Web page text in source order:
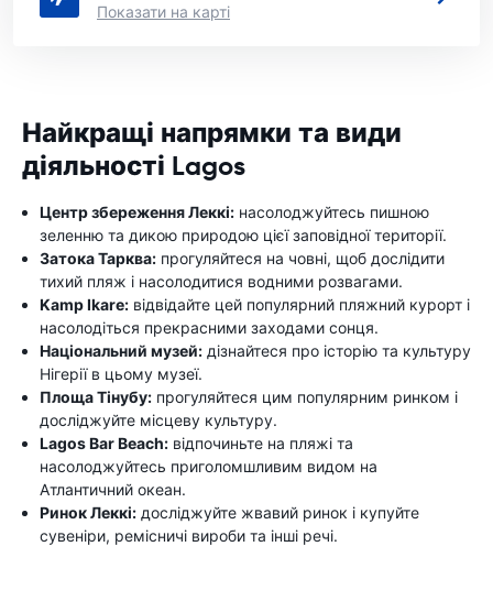
Показати на карті
Найкращі напрямки та види
діяльності Lagos
Центр збереження Леккі: насолоджуйтесь пишною
зеленню та дикою природою цієї заповідної території.
Затока Тарква: прогуляйтеся на човні, щоб дослідити
тихий пляж і насолодитися водними розвагами.
Kamp Ikare: відвідайте цей популярний пляжний курорт і
насолодіться прекрасними заходами сонця.
Національний музей: дізнайтеся про історію та культуру
Нігерії в цьому музеї.
Площа Тінубу: прогуляйтеся цим популярним ринком і
досліджуйте місцеву культуру.
Lagos Bar Beach: відпочиньте на пляжі та
насолоджуйтесь приголомшливим видом на
Атлантичний океан.
Ринок Леккі: досліджуйте жвавий ринок і купуйте
сувеніри, ремісничі вироби та інші речі.